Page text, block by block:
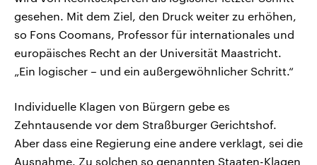
gesehen. Mit dem Ziel, den Druck weiter zu erhöhen,
so Fons Coomans, Professor für internationales und
europäisches Recht an der Universität Maastricht.
„Ein logischer – und ein außergewöhnlicher Schritt.“
Individuelle Klagen von Bürgern gebe es
Zehntausende vor dem Straßburger Gerichtshof.
Aber dass eine Regierung eine andere verklagt, sei die
Ausnahme. Zu solchen so genannten Staaten-Klagen